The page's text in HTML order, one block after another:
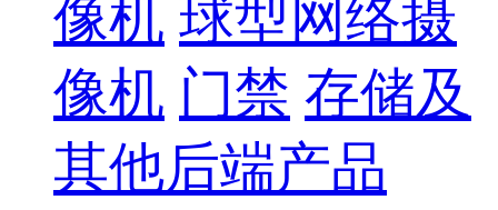
像机 球型网络摄
像机 门禁 存储及
其他后端产品